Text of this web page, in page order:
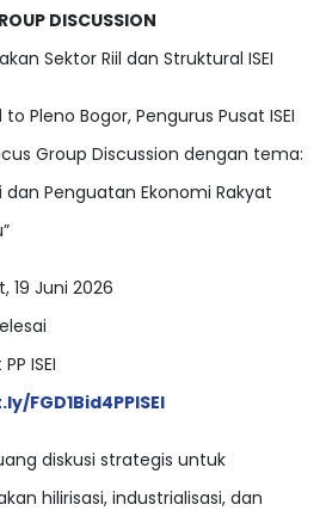
DISCUSSION
Sektor Riil dan Struktural ISEI
Pleno Bogor, Pengurus Pusat ISEI
Group Discussion dengan tema:
dan Penguatan Ekonomi Rakyat
19 Juni 2026
ISEI
FGD1Bid4PPISEI
diskusi strategis untuk
hilirisasi, industrialisasi, dan